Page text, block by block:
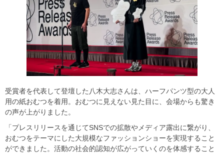
受賞者を代表して登壇した八木大志さんは、ハーフパンツ型の大人
用の紙おむつを着用。おむつに見えない見た目に、会場からも驚き
の声が上がりました。
「プレスリリースを通じてSNSでの拡散やメディア露出に繋がり、
おむつをテーマにした大規模なファッションショーを実現すること
ができました。活動の社会的認知が広がっていくのを体感すること